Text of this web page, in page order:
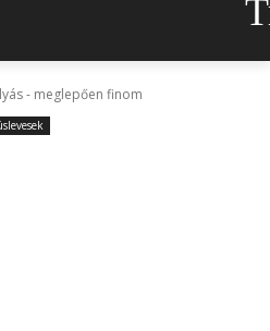
- meglepően finom